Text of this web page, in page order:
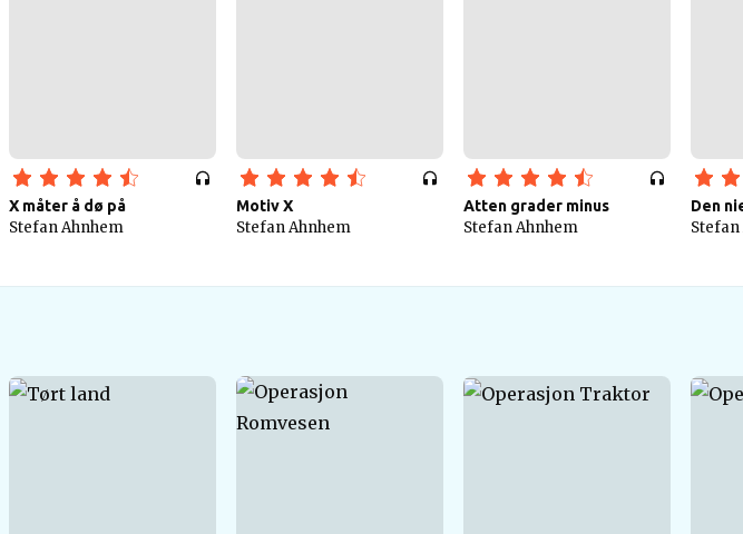
X måter å dø på
Stefan Ahnhem
Motiv X
Stefan Ahnhem
Atten grader minus
Stefan Ahnhem
Den